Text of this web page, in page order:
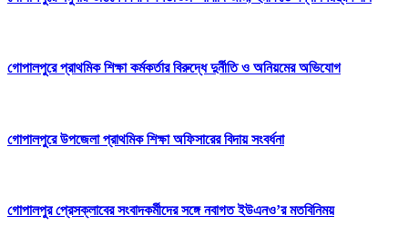
গোপালপুরে প্রাথমিক শিক্ষা কর্মকর্তার বিরুদ্ধে দুর্নীতি ও অনিয়মের অভিযোগ
গোপালপুরে উপজেলা প্রাথমিক শিক্ষা অফিসারের বিদায় সংবর্ধনা
গোপালপুর প্রেসক্লাবের সংবাদকর্মীদের সঙ্গে নবাগত ইউএনও’র মতবিনিময়